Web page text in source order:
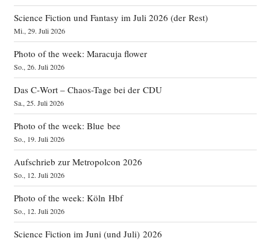
Science Fiction und Fantasy im Juli 2026 (der Rest)
Mi., 29. Juli 2026
Photo of the week: Maracuja flower
So., 26. Juli 2026
Das C‑Wort – Chaos-Tage bei der CDU
Sa., 25. Juli 2026
Photo of the week: Blue bee
So., 19. Juli 2026
Aufschrieb zur Metropolcon 2026
So., 12. Juli 2026
Photo of the week: Köln Hbf
So., 12. Juli 2026
Science Fiction im Juni (und Juli) 2026